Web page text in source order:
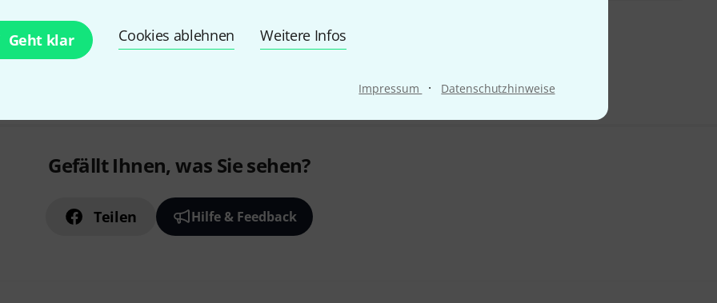
Geht klar Cookies ablehnen Weitere Infos
Impressum · Datenschutzhinweise
Kostenloser Versand ab 29 €
Gefällt Ihnen, was Sie sehen?
Teilen Hilfe & Feedback